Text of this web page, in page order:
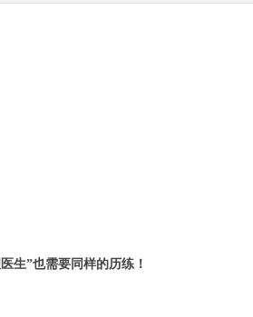
生”也需要同样的历练！